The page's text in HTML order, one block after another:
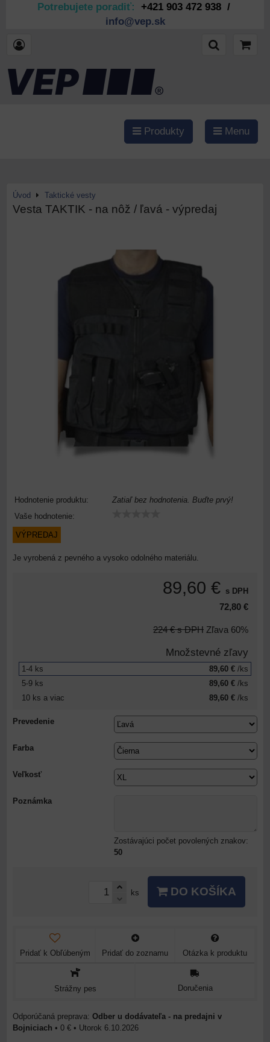
Potrebujete poradiť: +421 903 472 938 /
info@vep.sk
Produkty Menu
Úvod Taktické vesty
Vesta TAKTIK - na nôž / ľavá - výpredaj
Hodnotenie produktu:
Zatiaľ bez hodnotenia. Buďte prvý!
Vaše hodnotenie:
VÝPREDAJ
Je vyrobená z pevného a vysoko odolného materiálu.
89,60 € s DPH
72,80 €
224 € s DPH Zľava 60%
Množstevné zľavy
1-4 ks 89,60 € /ks
5-9 ks 89,60 € /ks
10 ks a viac 89,60 € /ks
Prevedenie
Farba
Veľkosť
Poznámka
Zostávajúci počet povolených znakov:
50
ks DO KOŠÍKA
Pridať k Obľúbeným Pridať do zoznamu Otázka k produktu
Strážny pes Doručenia
Odber u dodávateľa - na predajni v
Bojniciach • 0 € • Utorok 6.10.2026